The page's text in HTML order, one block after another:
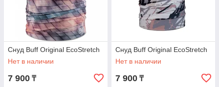
Снуд Buff Original EcoStretch
Нет в наличии
7 900 ₸
Снуд Buff Original EcoStretch
Нет в наличии
7 900 ₸